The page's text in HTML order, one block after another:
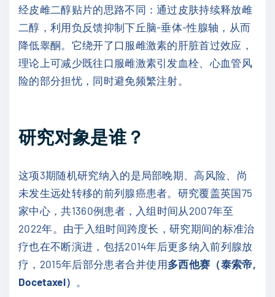
经皮雌二醇贴片的思路不同：通过皮肤持续释放雌
二醇，利用负反馈抑制下丘脑-垂体-性腺轴，从而
降低睾酮。它绕开了口服雌激素的肝脏首过效应，
理论上可减少既往口服雌激素引发血栓、心血管风
险的部分担忧，同时避免频繁注射。
研究对象是谁？
这项3期随机研究纳入的是局部晚期、高风险、尚
未发生远处转移的前列腺癌患者。研究覆盖英国75
家中心，共1360例患者，入组时间从2007年至
2022年。由于入组时间跨度长，研究期间的标准治
疗也在不断演进，包括2014年后更多纳入前列腺放
疗，2015年后部分患者合并使用多西他赛（泰索帝,
Docetaxel）